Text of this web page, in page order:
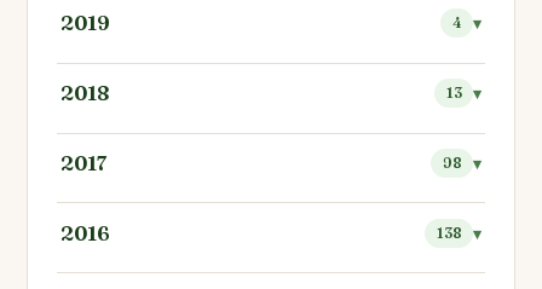
2019 4
2018 13
2017 98
2016 138